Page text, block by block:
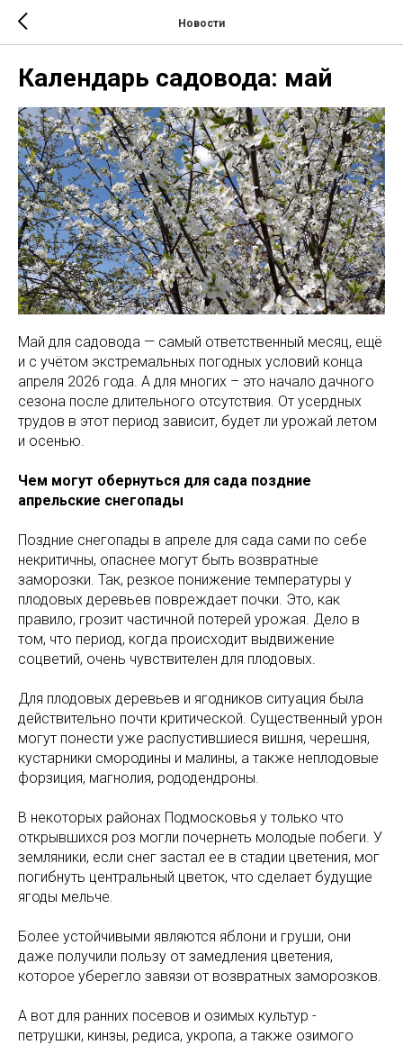
Новости
Календарь садовода: май
Май для садовода — самый ответственный месяц, ещё
и с учётом экстремальных погодных условий конца
апреля 2026 года. А для многих – это начало дачного
сезона после длительного отсутствия. От усердных
трудов в этот период зависит, будет ли урожай летом
и осенью.
Чем могут обернуться для сада поздние
апрельские снегопады
Поздние снегопады в апреле для сада сами по себе
некритичны, опаснее могут быть возвратные
заморозки. Так, резкое понижение температуры у
плодовых деревьев повреждает почки. Это, как
правило, грозит частичной потерей урожая. Дело в
том, что период, когда происходит выдвижение
соцветий, очень чувствителен для плодовых.
Для плодовых деревьев и ягодников ситуация была
действительно почти критической. Существенный урон
могут понести уже распустившиеся вишня, черешня,
кустарники смородины и малины, а также неплодовые
форзиция, магнолия, рододендроны.
В некоторых районах Подмосковья у только что
открывшихся роз могли почернеть молодые побеги. У
земляники, если снег застал ее в стадии цветения, мог
погибнуть центральный цветок, что сделает будущие
ягоды мельче.
Более устойчивыми являются яблони и груши, они
даже получили пользу от замедления цветения,
которое уберегло завязи от возвратных заморозков.
А вот для ранних посевов и озимых культур -
петрушки, кинзы, редиса, укропа, а также озимого